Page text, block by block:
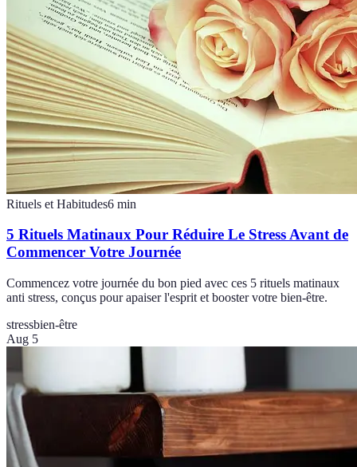
Rituels et Habitudes6 min
5 Rituels Matinaux Pour Réduire Le Stress Avant de
Commencer Votre Journée
Commencez votre journée du bon pied avec ces 5 rituels matinaux
anti stress, conçus pour apaiser l'esprit et booster votre bien-être.
stressbien-être
Aug 5